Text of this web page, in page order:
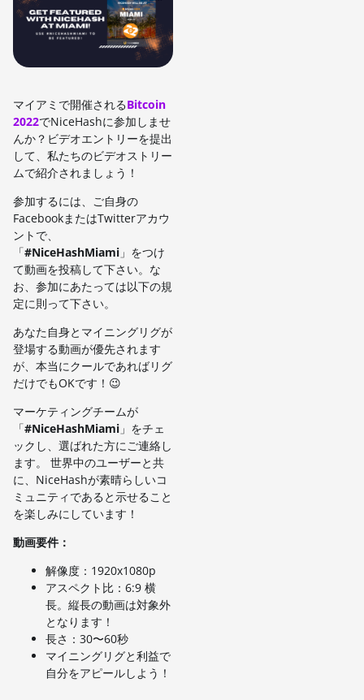
マイアミで開催されるBitcoin
2022でNiceHashに参加しませ
んか？ビデオエントリーを提出
して、私たちのビデオストリー
ムで紹介されましょう！
参加するには、ご自身の
FacebookまたはTwitterアカウ
ントで、
「#NiceHashMiami 」をつけ
て動画を投稿して下さい。な
お、参加にあたっては以下の規
定に則って下さい。
あなた自身とマイニングリグが
登場する動画が優先されます
が、本当にクールであればリグ
だけでもOKです！😉
マーケティングチームが
「#NiceHashMiami 」をチェ
ックし、選ばれた方にご連絡し
ます。 世界中のユーザーと共
に、NiceHashが素晴らしいコ
ミュニティであると示せること
を楽しみにしています！
動画要件：
解像度：1920x1080p
アスペクト比：6:9 横
長。縦長の動画は対象外
となります！
長さ：30〜60秒
マイニングリグと利益で
自分をアピールしよう！